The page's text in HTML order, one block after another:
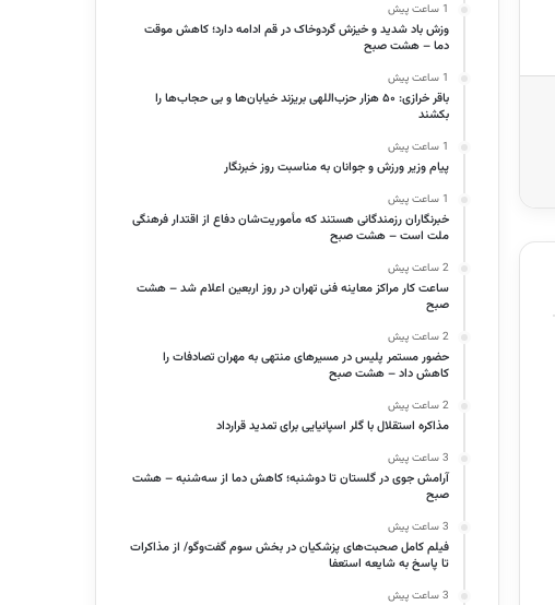
1 ساعت پیش
وزش باد شدید و خیزش گردوخاک در قم ادامه دارد؛ کاهش موقت
دما – هشت صبح
1 ساعت پیش
باقر خرازی: ۵۰ هزار حزب‌اللهی بریزند خیابان‌ها و بی حجاب‌ها را
بکشند
1 ساعت پیش
پیام وزیر ورزش و جوانان به مناسبت روز خبرنگار
1 ساعت پیش
خبرنگاران رزمندگانی هستند که مأموریت‌شان دفاع از اقتدار فرهنگی
ملت است – هشت صبح
2 ساعت پیش
ساعت کار مراکز معاینه فنی تهران در روز اربعین اعلام شد – هشت
صبح
2 ساعت پیش
حضور مستمر پلیس در مسیرهای منتهی به مهران تصادفات را
کاهش داد – هشت صبح
2 ساعت پیش
مذاکره استقلال با گلر اسپانیایی برای تمدید قرارداد
3 ساعت پیش
آرامش جوی در گلستان تا دوشنبه؛ کاهش دما از سه‌شنبه – هشت
صبح
3 ساعت پیش
فیلم کامل صحبت‌های پزشکیان در بخش سوم گفت‌وگو/ از مذاکرات
تا پاسخ به شایعه استعفا
3 ساعت پیش